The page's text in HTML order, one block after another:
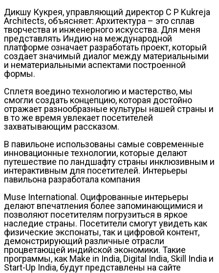
Дикшу Кукрея, управляющий директор C P Kukreja
Architects, объясняет: Архитектура – это сплав
творчества и инженерного искусства. Для меня
представлять Индию на международной
платформе означает разработать проект, который
создает значимый диалог между материальными
и нематериальными аспектами построенной
формы.
Сплетя воедино технологию и мастерство, мы
смогли создать концепцию, которая достойно
отражает разнообразные культуры нашей страны и
в то же время увлекает посетителей
захватывающим рассказом.
В павильоне использованы самые современные
инновационные технологии, которые делают
путешествие по ландшафту страны инклюзивным и
интерактивным для посетителей. Интерьеры
павильона разработала компания
Muse International. Оцифрованные интерьеры
делают впечатления более запоминающимися и
позволяют посетителям погрузиться в яркое
наследие страны. Посетители смогут увидеть как
физические экспонаты, так и цифровой контент,
демонстрирующий различные отрасли
процветающей индийской экономики. Такие
программы, как Make in India, Digital India, Skill India и
Start-Up India, будут представлены на сайте